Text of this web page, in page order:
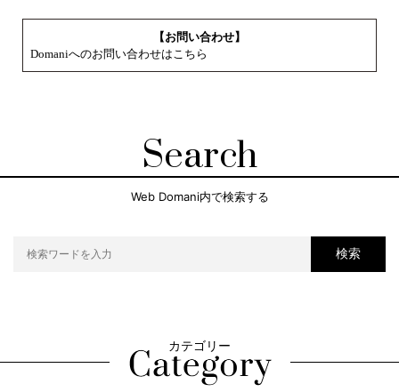
【お問い合わせ】
Domaniへのお問い合わせはこちら
Search
Web Domani内で検索する
検索
カテゴリー